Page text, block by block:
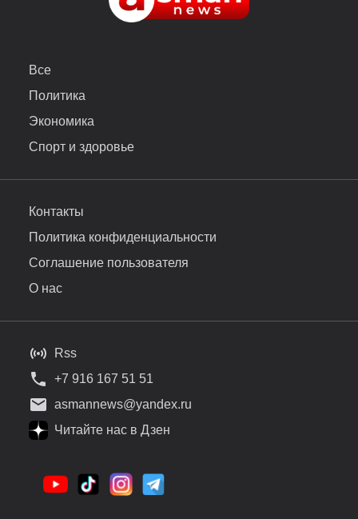
Все
Политика
Экономика
Спорт и здоровье
Контакты
Политика конфиденциальности
Соглашение пользователя
О нас
Rss
+7 916 167 51 51
asmannews@yandex.ru
Читайте нас в Дзен